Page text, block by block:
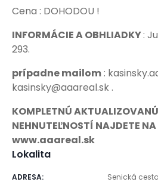
Cena : DOHODOU !
INFORMÁCIE A OBHLIADKY:
293.
prípadne mailom:
kasinsky@aaareal.sk .
KOMPLETNÚ
NEHNUTEĽNOSTÍ NAJDETE
www.aaareal.sk
Lokalita
ADRESA: Senická cesta